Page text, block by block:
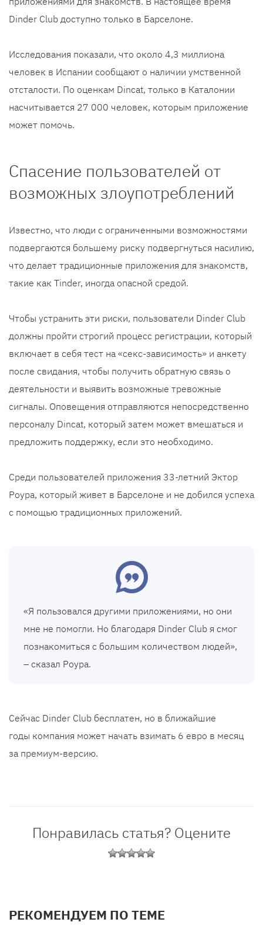
Dinder Club доступно только в Барселоне.
Исследования показали, что около 4,3 миллиона
человек в Испании сообщают о наличии умственной
отсталости. По оценкам Dincat, только в Каталонии
насчитывается 27 000 человек, которым приложение
может помочь.
Спасение пользователей от
возможных злоупотреблений
Известно, что люди с ограниченными возможностями
подвергаются большему риску подвергнуться насилию,
что делает традиционные приложения для знакомств,
такие как Tinder, иногда опасной средой.
Чтобы устранить эти риски, пользователи Dinder Club
должны пройти строгий процесс регистрации, который
включает в себя тест на «секс-зависимость» и анкету
после свидания, чтобы получить обратную связь о
деятельности и выявить возможные тревожные
сигналы. Оповещения отправляются непосредственно
персоналу Dincat, который затем может вмешаться и
предложить поддержку, если это необходимо.
Среди пользователей приложения 33-летний Эктор
Роура, который живет в Барселоне и не добился успеха
с помощью традиционных приложений.
«Я пользовался другими приложениями, но они
мне не помогли. Но благодаря Dinder Club я смог
познакомиться с большим количеством людей»,
– сказал Роура.
Сейчас Dinder Club бесплатен, но в ближайшие
годы компания может начать взимать 6 евро в месяц
за премиум-версию.
Понравилась статья? Оцените
РЕКОМЕНДУЕМ ПО ТЕМЕ